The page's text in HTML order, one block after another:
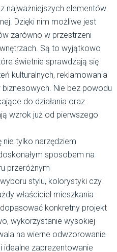
najważniejszych elementów
Dzięki nim możliwe jest
zarówno w przestrzeni
Są to wyjątkowo
świetnie sprawdzają się
kulturalnych, reklamowania
Nie bez powodu
do działania oraz
wzrok już od pierwszego
nie tylko narzędziem
sposobem na
przeróżnym
stylu, kolorystyki czy
właściciel mieszkania
konkretny projekt
wykorzystanie wysokiej
na wierne odwzorowanie
idealne zaprezentowanie